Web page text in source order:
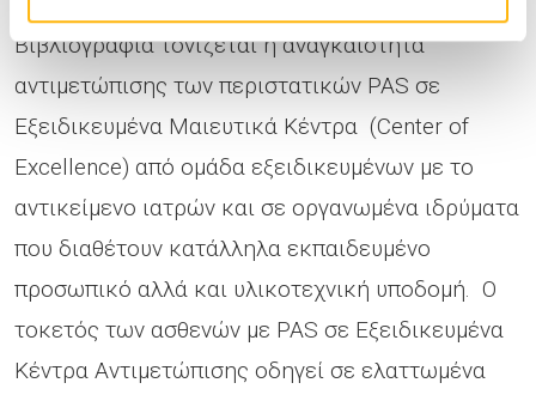
Βιβλιογραφία τονίζεται η αναγκαιότητα
αντιμετώπισης των περιστατικών PAS σε
Εξειδικευμένα Μαιευτικά Κέντρα (Center of
Excellence) από ομάδα εξειδικευμένων με το
αντικείμενο ιατρών και σε οργανωμένα ιδρύματα
που διαθέτουν κατάλληλα εκπαιδευμένο
προσωπικό αλλά και υλικοτεχνική υποδομή. Ο
τοκετός των ασθενών με PAS σε Εξειδικευμένα
Κέντρα Αντιμετώπισης οδηγεί σε ελαττωμένα